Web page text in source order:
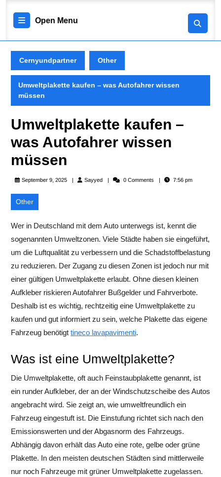
content
Open Menu
Menu
Cernyundpartner Other
Umweltplakette kaufen – was Autofahrer wissen
müssen
Umweltplakette kaufen –
was Autofahrer wissen
müssen
September 9, 2025 SayyedSayyed 0 Comments 7:56 pm
Other
Wer in Deutschland mit dem Auto unterwegs ist, kennt die
sogenannten Umweltzonen. Viele Städte haben sie eingeführt,
um die Luftqualität zu verbessern und die Schadstoffbelastung
zu reduzieren. Der Zugang zu diesen Zonen ist jedoch nur mit
einer gültigen Umweltplakette erlaubt. Ohne diesen kleinen
Aufkleber riskieren Autofahrer Bußgelder und Fahrverbote.
Deshalb ist es wichtig, rechtzeitig eine Umweltplakette zu
kaufen und gut informiert zu sein, welche Plakette das eigene
Fahrzeug benötigt tineco lavapavimenti.
Was ist eine Umweltplakette?
Die Umweltplakette, oft auch Feinstaubplakette genannt, ist
ein runder Aufkleber, der an der Windschutzscheibe des Autos
angebracht wird. Sie zeigt an, wie umweltfreundlich ein
Fahrzeug eingestuft ist. Die Einstufung richtet sich nach den
Emissionswerten und der Abgasnorm des Fahrzeugs.
Abhängig davon erhält das Auto eine rote, gelbe oder grüne
Plakette. In den meisten deutschen Städten sind mittlerweile
nur noch Fahrzeuge mit grüner Umweltplakette zugelassen.